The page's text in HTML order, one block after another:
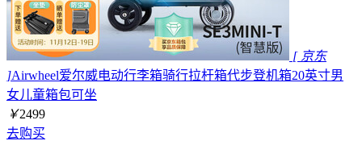
[ 京东
]Airwheel爱尔威电动行李箱骑行拉杆箱代步登机箱20英寸男
女儿童箱包可坐
￥2499
去购买